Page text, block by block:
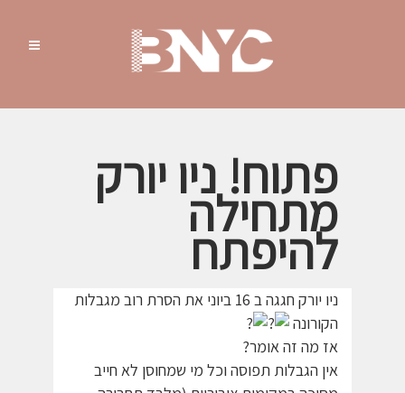
פתוח! ניו יורק
מתחילה
להיפתח
ניו יורק חגגה ב 16 ביוני את הסרת רוב מגבלות
הקורונה
אז מה זה אומר?
אין הגבלות תפוסה וכל מי שמחוסן לא חייב